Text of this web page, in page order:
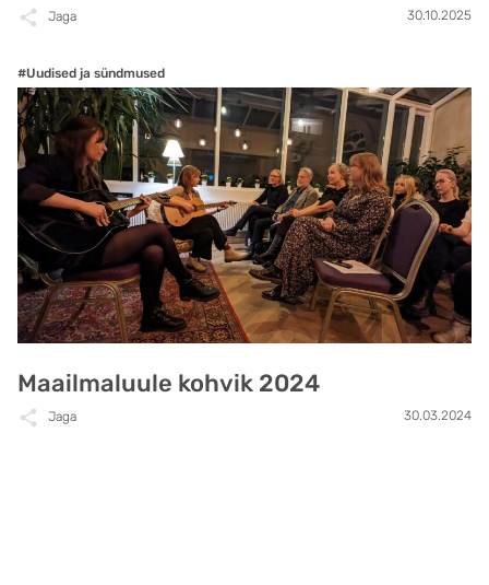
Jaga 30.10.2025
#Uudised ja sündmused
Maailmaluule kohvik 2024
Jaga 30.03.2024